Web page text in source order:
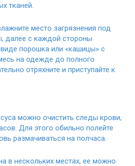
тканей.
место загрязнения под
далее с каждой стороны
порошка или «кашицы» с
на одежде до полного
отряхните и приступайте к
можно очистить следы крови,
Для этого обильно полейте
размачиваться на полчаса.
в нескольких местах, ее можно